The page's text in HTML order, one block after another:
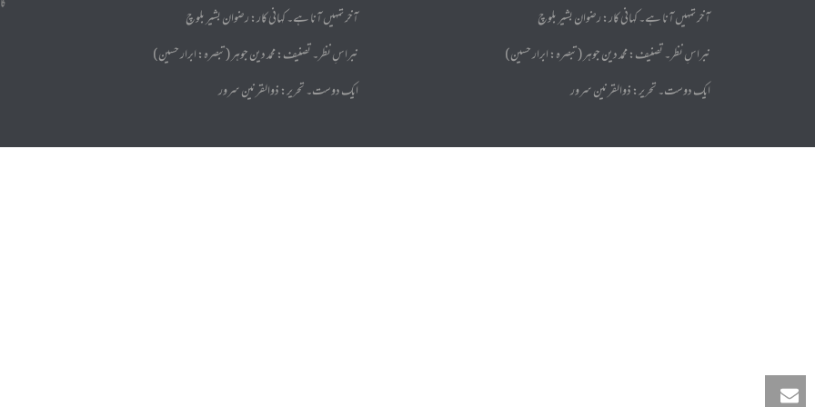
آخر تمہیں آنا ہے۔ کہانی کار: رضوان بشیر بلوچ
نبراسِ نظر۔ تصنیف: محمد دین جوہر (تبصرہ: ابرار حسین)
ایک دوست۔ تحریر: ذوالقرنین سرور
آخر تمہیں آنا ہے۔ کہانی کار: رضوان بشیر بلوچ
نبراسِ نظر۔ تصنیف: محمد دین جوہر (تبصرہ: ابرار حسین)
ایک دوست۔ تحریر: ذوالقرنین سرور